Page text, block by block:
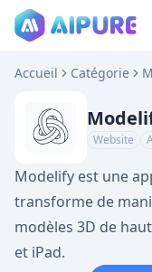
Accueil Catégorie
Website
Modelify est une
transforme de
modèles 3D de
et iPad.